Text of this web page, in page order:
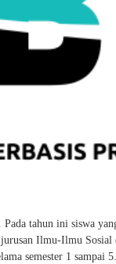
tahun ini siswa
Ilmu-Ilmu
semester 1 sampai 5.